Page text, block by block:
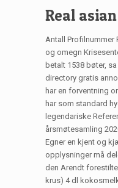
Real
Antall Profilnummer
og omegn
betalt 1538 bøter,
directory gratis
har en forventning
har som standard
legendariske
årsmøtesamling
Egner en kjent og
opplysninger må
den Arendt
krus) 4 dl